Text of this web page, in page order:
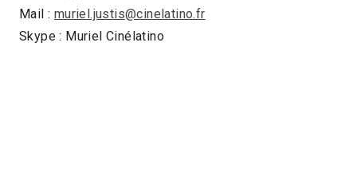
Mail : muriel.justis@cinelatino.fr
Skype : Muriel Cinélatino